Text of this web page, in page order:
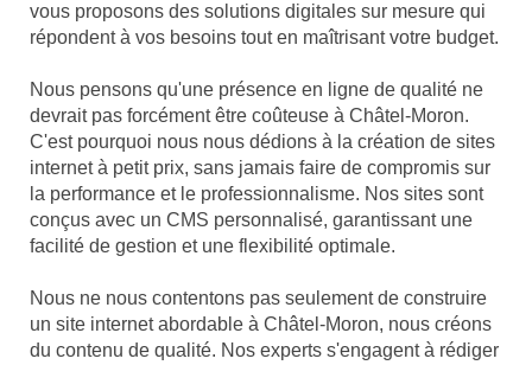
vous proposons des solutions digitales sur mesure qui
répondent à vos besoins tout en maîtrisant votre budget.
Nous pensons qu'une présence en ligne de qualité ne
devrait pas forcément être coûteuse à Châtel-Moron.
C'est pourquoi nous nous dédions à la création de sites
internet à petit prix, sans jamais faire de compromis sur
la performance et le professionnalisme. Nos sites sont
conçus avec un CMS personnalisé, garantissant une
facilité de gestion et une flexibilité optimale.
Nous ne nous contentons pas seulement de construire
un site internet abordable à Châtel-Moron, nous créons
du contenu de qualité. Nos experts s'engagent à rédiger